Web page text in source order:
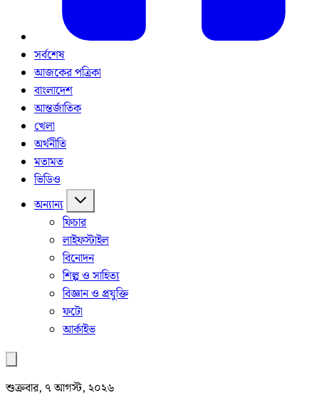
সর্বশেষ
আজকের পত্রিকা
বাংলাদেশ
আন্তর্জাতিক
খেলা
অর্থনীতি
মতামত
ভিডিও
অন্যান্য
ফিচার
লাইফস্টাইল
বিনোদন
শিল্প ও সাহিত্য
বিজ্ঞান ও প্রযুক্তি
ফটো
আর্কাইভ
শুক্রবার, ৭ আগস্ট, ২০২৬